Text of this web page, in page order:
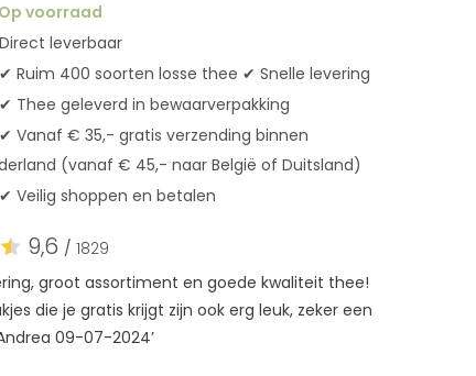
Op voorraad
Direct leverbaar
✔︎ Ruim 400 soorten losse thee ✔︎ Snelle levering
✔︎ Thee geleverd in bewaarverpakking
✔︎ Vanaf € 35,- gratis verzending binnen
(vanaf € 45,- naar België of Duitsland)
✔︎ Veilig shoppen en betalen
9,6 / 1829
groot assortiment en goede kwaliteit thee!
die je gratis krijgt zijn ook erg leuk, zeker een
09-07-2024’